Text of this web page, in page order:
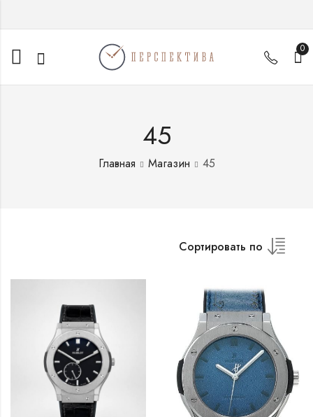
0
45
Главная Магазин 45
Сортировать по